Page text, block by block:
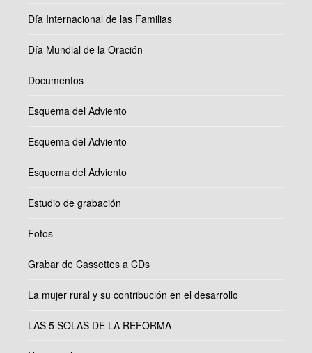
Día Internacional de las Familias
Día Mundial de la Oración
Documentos
Esquema del Adviento
Esquema del Adviento
Esquema del Adviento
Estudio de grabación
Fotos
Grabar de Cassettes a CDs
La mujer rural y su contribución en el desarrollo
LAS 5 SOLAS DE LA REFORMA